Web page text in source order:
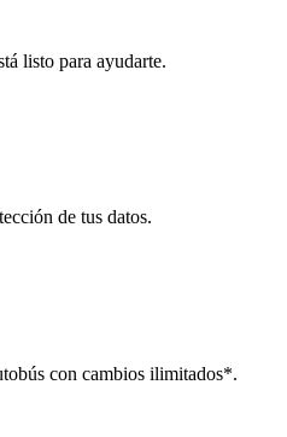
listo para ayudarte.
de tus datos.
con cambios ilimitados*.